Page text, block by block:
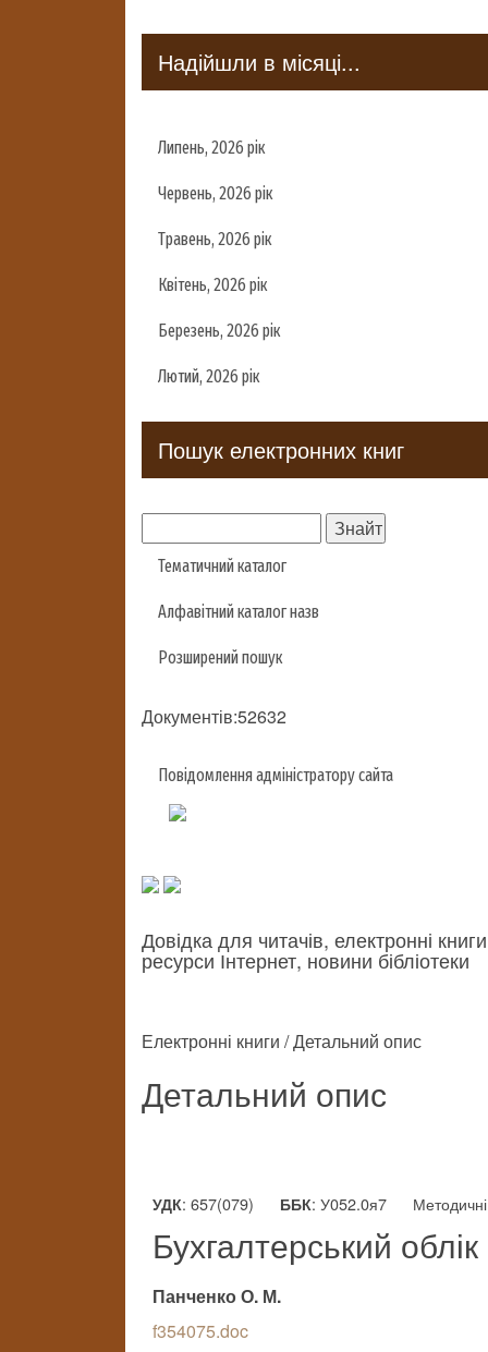
Надійшли в місяці...
Липень, 2026 рік
Червень, 2026 рік
Травень, 2026 рік
Квітень, 2026 рік
Березень, 2026 рік
Лютий, 2026 рік
Пошук електронних книг
Тематичний каталог
Алфавітний каталог назв
Розширений пошук
Документів:52632
Повідомлення адміністратору сайта
Довідка для читачів, електронні
ресурси Інтернет, новини бібліотеки
Електронні книги / Детальний опис
Детальний опис
УДК: 657(079) ББК: У052.0я7 Методичні
Бухгалтерський облік
Панченко О. М.
f354075.doc